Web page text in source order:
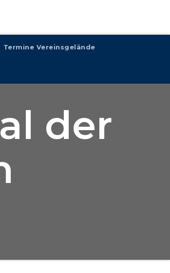
Termine Vereinsgelände
der